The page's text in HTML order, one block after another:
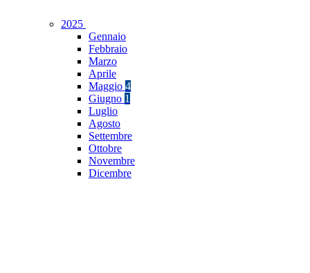
2025
Gennaio
Febbraio
Marzo
Aprile
Maggio 4
Giugno 1
Luglio
Agosto
Settembre
Ottobre
Novembre
Dicembre